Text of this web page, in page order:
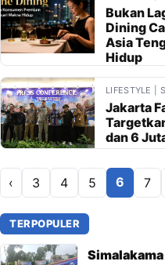
Bukan
Dining
Asia
Hidup
LIFESTYLE |
Jakarta
dan 6
‹ 3 4 5 6 7
TERPOPULER